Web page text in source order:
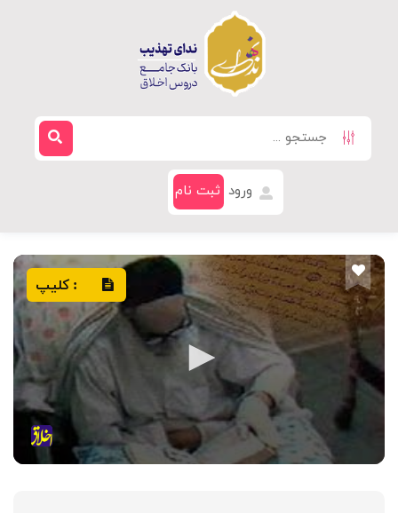
ورود ثبت نام
: کلیپ